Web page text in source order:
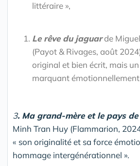
littéraire »,
Le rêve du jaguarde
(Payot & Rivages, août
original et bien écrit, mais
marquant émotionnellement
3. Ma grand-mère et le pays
Minh Tran Huy (Flammarion,
« son originalité et sa force
hommage intergénérationnel ».